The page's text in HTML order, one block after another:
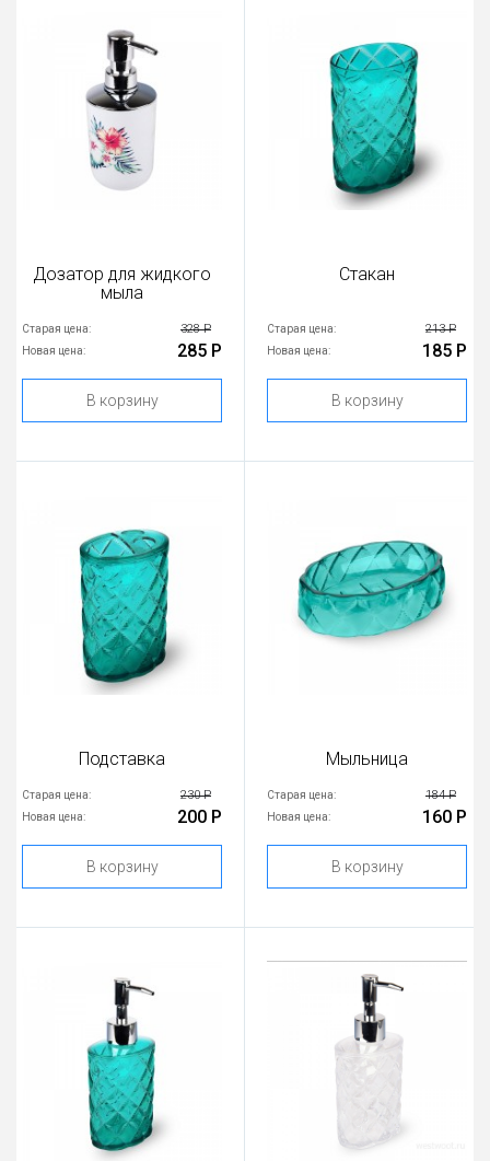
Дозатор для жидкого
мыла
Старая цена: 328 Р
Новая цена: 285 Р
В корзину
Стакан
Старая цена: 213 Р
Новая цена: 185 Р
В корзину
Подставка
Старая цена: 230 Р
Новая цена: 200 Р
В корзину
Мыльница
Старая цена: 184 Р
Новая цена: 160 Р
В корзину